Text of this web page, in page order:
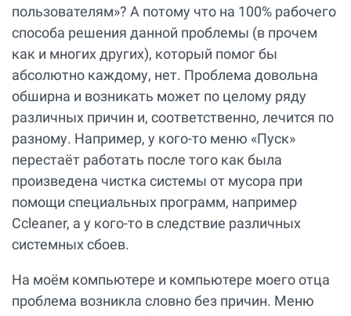
пользователям»? А потому что на 100% рабочего
способа решения данной проблемы (в прочем
как и многих других), который помог бы
абсолютно каждому, нет. Проблема довольна
обширна и возникать может по целому ряду
различных причин и, соответственно, лечится по
разному. Например, у кого-то меню «Пуск»
перестаёт работать после того как была
произведена чистка системы от мусора при
помощи специальных программ, например
Ccleaner, а у кого-то в следствие различных
системных сбоев.
На моём компьютере и компьютере моего отца
проблема возникла словно без причин. Меню